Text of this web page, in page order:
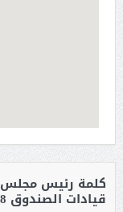
كلمة رئيس مجلس
قيادات الصندوق 2018